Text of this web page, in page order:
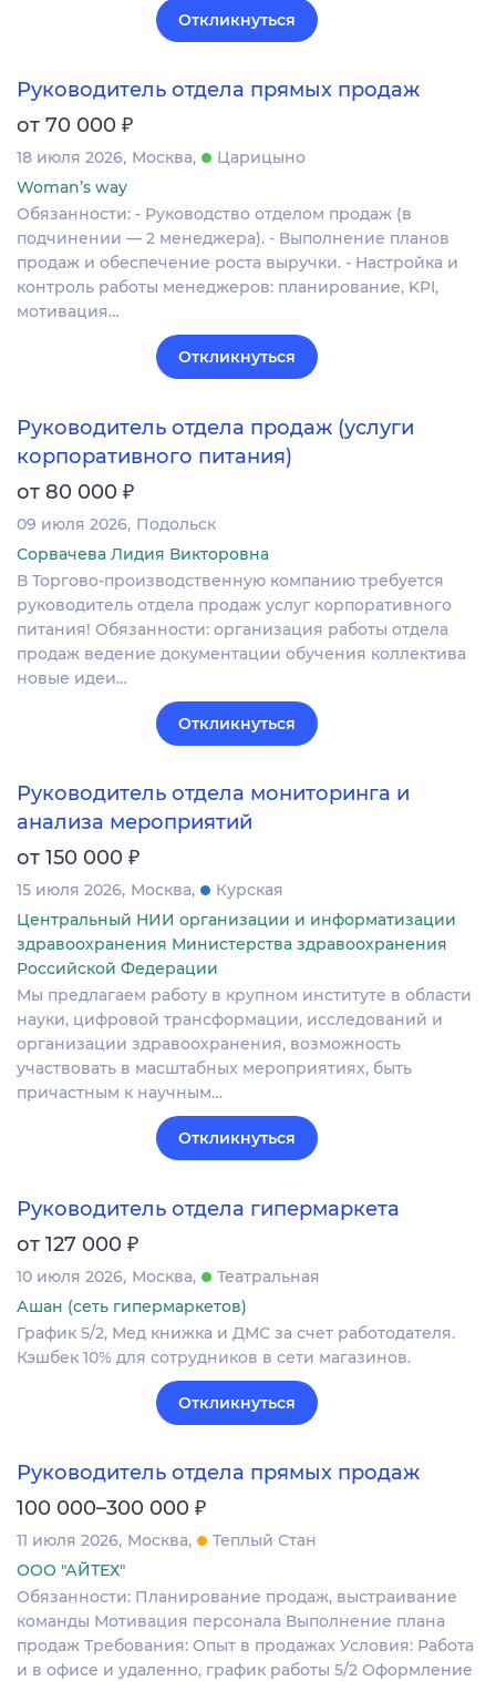
Откликнуться
Руководитель отдела прямых продаж
от 70 000 ₽
18 июля 2026 Москва
Царицыно
Woman’s way
Обязанности: - Руководство отделом продаж (в
подчинении — 2 менеджера). - Выполнение планов
продаж и обеспечение роста выручки. - Настройка и
контроль работы менеджеров: планирование, KPI,
мотивация…
Откликнуться
Руководитель отдела продаж (услуги
корпоративного питания)
от 80 000 ₽
09 июля 2026 Подольск
Сорвачева Лидия Викторовна
В Торгово-производственную компанию требуется
руководитель отдела продаж услуг корпоративного
питания! Обязанности: организация работы отдела
продаж ведение документации обучения коллектива
новые идеи…
Откликнуться
Руководитель отдела мониторинга и
анализа мероприятий
от 150 000 ₽
15 июля 2026 Москва
Курская
Центральный НИИ организации и информатизации
здравоохранения Министерства здравоохранения
Российской Федерации
Мы предлагаем работу в крупном институте в области
науки, цифровой трансформации, исследований и
организации здравоохранения, возможность
участвовать в масштабных мероприятиях, быть
причастным к научным…
Откликнуться
Руководитель отдела гипермаркета
от 127 000 ₽
10 июля 2026 Москва
Театральная
Ашан (сеть гипермаркетов)
График 5/2, Мед книжка и ДМС за счет работодателя.
Кэшбек 10% для сотрудников в сети магазинов.
Откликнуться
Руководитель отдела прямых продаж
100 000–300 000 ₽
11 июля 2026 Москва
Теплый Стан
ООО "АЙТЕХ"
Обязанности: Планирование продаж, выстраивание
команды Мотивация персонала Выполнение плана
продаж Требования: Опыт в продажах Условия: Работа
и в офисе и удаленно, график работы 5/2 Оформление